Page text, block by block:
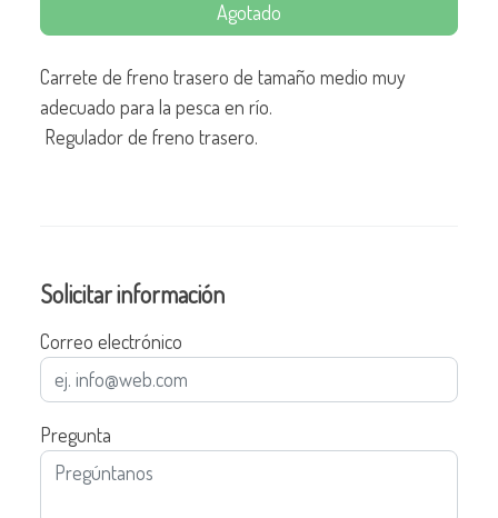
Agotado
Carrete de freno trasero de tamaño medio muy
adecuado para la pesca en río.
Regulador de freno trasero.
Solicitar información
Correo electrónico
Pregunta